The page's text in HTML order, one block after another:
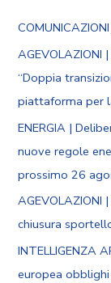
AGEVOLAZIONI
“Doppia
piattaforma per
ENERGIA |
nuove regole
prossimo 26
chiusura
INTELLIGENZA
europea